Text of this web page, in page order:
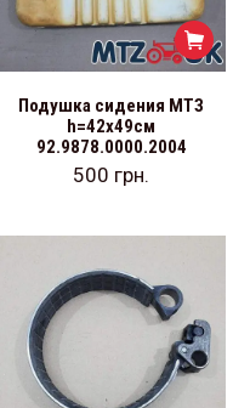
Подушка сидения МТЗ
h=42х49см
92.9878.0000.2004
500 грн.